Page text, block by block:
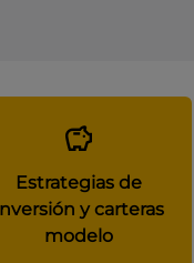
Estrategias de
y carteras
modelo